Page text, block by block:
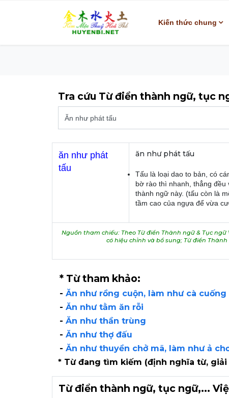
Kiến thức chung
Tra cứu Từ điển thành ngữ, tục
ăn như phát
tấu
ăn như phát tấu
Tấu là loại dao to bản, có
bờ rào thì nhanh, thẳng
thành ngữ này. (tấu còn là
tầm cao của ngựa để vừa
Nguồn tham chiếu: Theo Từ điển Thành ngữ & Tục ngữ
có hiệu chỉnh và bổ sung; Từ điển
* Từ tham khảo:
- Ăn như rồng cuộn, làm như cà cuống
- Ăn như tằm ăn rỗi
- Ăn như thần trùng
- Ăn như thợ đấu
- Ăn như thuyền chở mã, làm như ả
* Từ đang tìm kiếm (định nghĩa từ,
Từ điển thành ngữ, tục ngữ,...